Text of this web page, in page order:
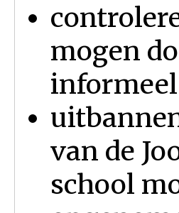
mogen
van de
school